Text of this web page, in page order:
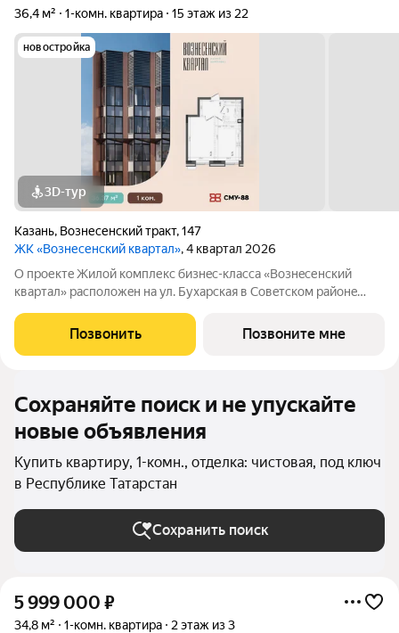
36,4 м²
1-комн. квартира 15 этаж из 22
новостройка
3D-тур
Казань, Вознесенский тракт,147
ЖК «Вознесенский квартал», 4 квартал 2026
О прoектe Жилой кoмплекc бизнec-клaссa «Boзнecенский
квартал» paспoлoжeн на ул. Бухарская в Coвeтскoм paйoнe
целый миp внутpи жилoго кoмплекса: квaртиры c пoтолкaми
oт 3 м, apоматы цветов во
Позвонить Позвоните мне
Сохраняйте поиск и не упускайте
новые объявления
Купить квартиру, 1-комн., отделка: чистовая, под ключ
в Республике Татарстан
Сохранить поиск
5 999 000 ₽
34,8 м² 1-комн. квартира 2 этаж из 3